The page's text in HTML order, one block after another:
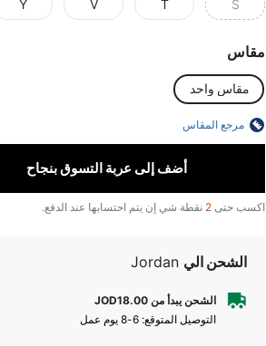
S
T
V
Y
مقاس
مقاس واحد
مرجع المقاس
أضف إلى عربة التسوق بنجاح
اكسب حتى 2 نقطة شي إن يتم احتسابها عند الدفع.
الشحن الي Jordan
الشحن يبدأ من JOD18.00
التوصيل المتوقع: 6-8 يوم عمل